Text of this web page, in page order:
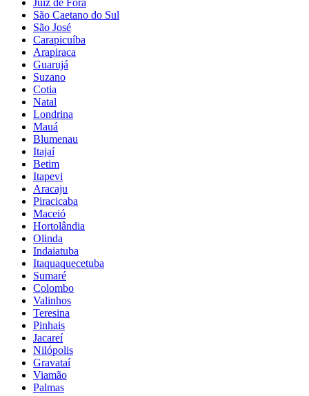
São Caetano do Sul
São José
Carapicuíba
Arapiraca
Guarujá
Suzano
Cotia
Natal
Londrina
Mauá
Blumenau
Itajaí
Betim
Itapevi
Aracaju
Piracicaba
Maceió
Hortolândia
Olinda
Indaiatuba
Itaquaquecetuba
Sumaré
Colombo
Valinhos
Teresina
Pinhais
Jacareí
Nilópolis
Gravataí
Viamão
Palmas